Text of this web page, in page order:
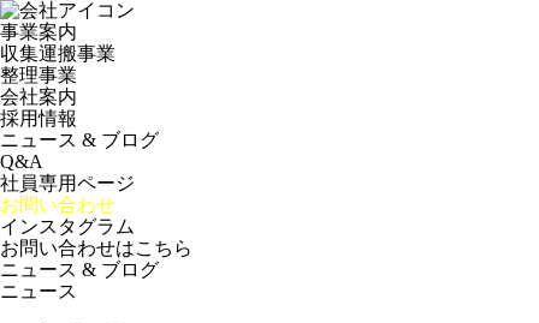
事業案内
収集運搬事業
整理事業
会社案内
採用情報
ニュース & ブログ
Q&A
社員専用ページ
お問い合わせ
インスタグラム
お問い合わせはこちら
ニュース & ブログ
ニュース